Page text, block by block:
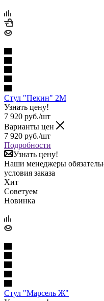
Стул "Пекин" 2М
Узнать цену!
7 920 руб./шт
Варианты цен
7 920 руб./шт
Подробности
Узнать цену!
Наши менеджеры
условия заказа
Хит
Советуем
Новинка
Стул "Марсель Ж"